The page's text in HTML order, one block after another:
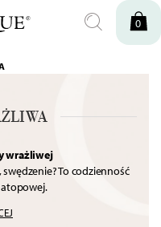
0
wrażliwej
To codzienność
które przynoszą